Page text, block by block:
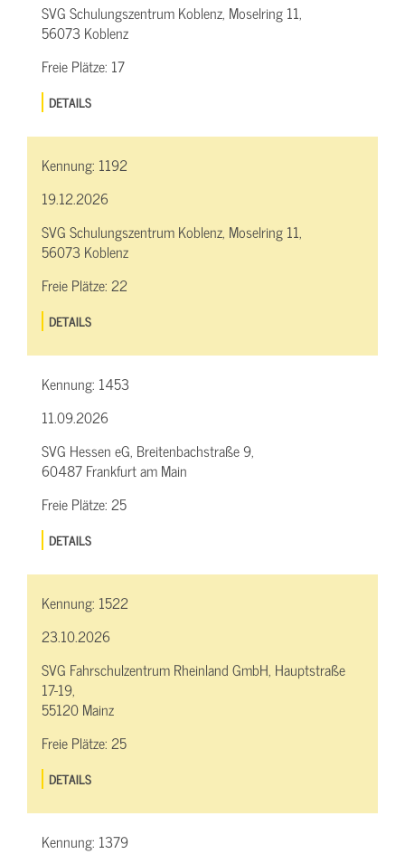
SVG Schulungszentrum Koblenz, Moselring 11,
56073 Koblenz
Freie Plätze: 17
DETAILS
Kennung: 1192
19.12.2026
SVG Schulungszentrum Koblenz, Moselring 11,
56073 Koblenz
Freie Plätze:22
DETAILS
Kennung: 1453
11.09.2026
SVG Hessen eG, Breitenbachstraße 9,
60487 Frankfurt am Main
Freie Plätze:25
DETAILS
Kennung: 1522
23.10.2026
SVG Fahrschulzentrum Rheinland GmbH, Hauptstraße
17-19,
55120 Mainz
Freie Plätze:25
DETAILS
Kennung: 1379